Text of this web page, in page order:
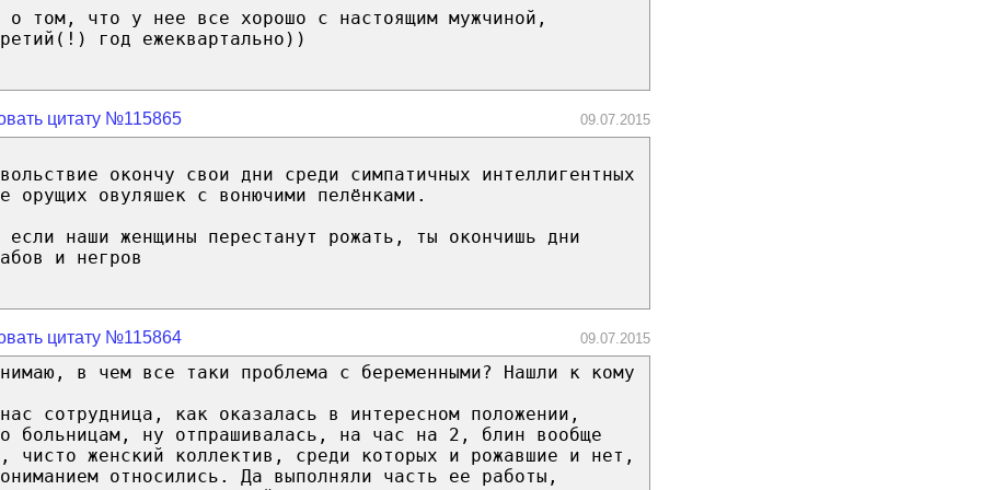
о том, что у нее все хорошо с настоящим мужчиной,
год ежеквартально))
цитату №115865 09.07.2015
окончу свои дни среди симпатичных интеллигентных
орущих овуляшек с вонючими пелёнками.
если наши женщины перестанут рожать, ты окончишь дни
и негров
цитату №115864 09.07.2015
в чем все таки проблема с беременными? Нашли к кому
сотрудница, как оказалась в интересном положении,
больницам, ну отпрашивалась, на час на 2, блин вообще
чисто женский коллектив, среди которых и рожавшие и нет,
относились. Да выполняли часть ее работы,